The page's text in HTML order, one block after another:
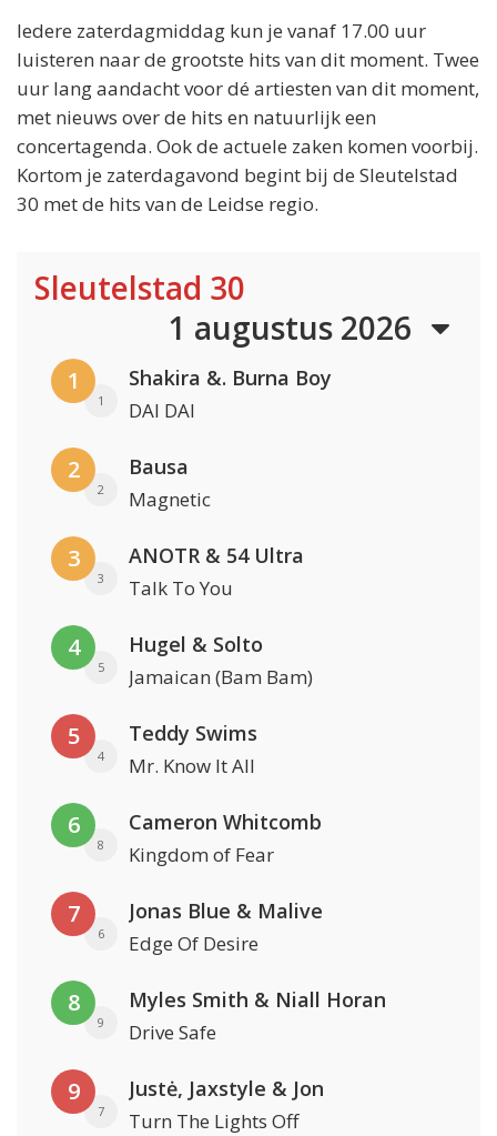
Iedere zaterdagmiddag kun je vanaf 17.00 uur
luisteren naar de grootste hits van dit moment. Twee
uur lang aandacht voor dé artiesten van dit moment,
met nieuws over de hits en natuurlijk een
concertagenda. Ook de actuele zaken komen voorbij.
Kortom je zaterdagavond begint bij de Sleutelstad
30 met de hits van de Leidse regio.
Sleutelstad 30
1 augustus 2026
1
1
Shakira &. Burna Boy
DAI DAI
2
2
Bausa
Magnetic
3
3
ANOTR & 54 Ultra
Talk To You
4
5
Hugel & Solto
Jamaican (Bam Bam)
5
4
Teddy Swims
Mr. Know It All
6
8
Cameron Whitcomb
Kingdom of Fear
7
6
Jonas Blue & Malive
Edge Of Desire
8
9
Myles Smith & Niall Horan
Drive Safe
9
7
Justė, Jaxstyle & Jon
Turn The Lights Off